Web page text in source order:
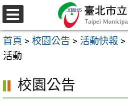
跳
至
主
要
容
區
選
單
首頁 > 校園公告 > 活動快報 >
活動
校園公告